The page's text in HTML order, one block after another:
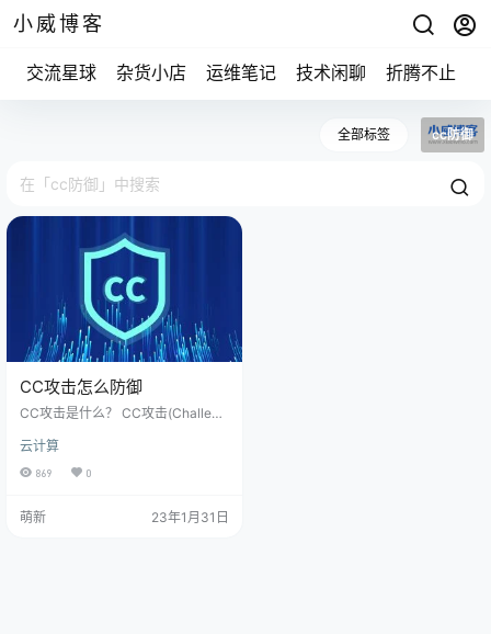
小威博客
交流星球 杂货小店 运维笔记 技术闲聊 折腾不止
全部标签 cc防御
CC攻击怎么防御
CC攻击是什么？ CC攻击(Challeng
型。 攻击者控制一些主机不断向对
方服务器发送大量数据包，导致服
并发请求，重点关注应用程序中消
云计算
869 0
萌新 23年1月31日